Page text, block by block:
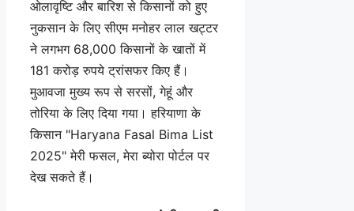
ओलावृष्टि और बारिश से किसानों को हुए
नुकसान के लिए सीएम मनोहर लाल खट्टर
ने लगभग 68,000 किसानों के खातों में
181 करोड़ रुपये ट्रांसफर किए हैं।
मुआवजा मुख्य रूप से सरसों, गेहूं और
तोरिया के लिए दिया गया। हरियाणा के
किसान "Haryana Fasal Bima List
2025" मेरी फसल, मेरा ब्योरा पोर्टल पर
देख सकते हैं।